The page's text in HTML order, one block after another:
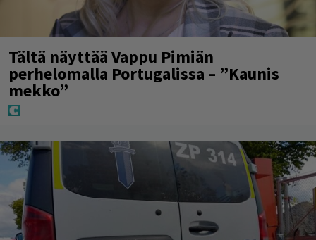
Tältä näyttää Vappu Pimiän
perhelomalla Portugalissa – ”Kaunis
mekko”